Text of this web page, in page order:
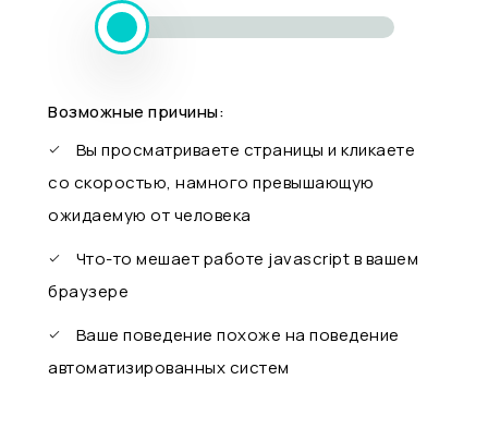
Возможные причины:
Вы просматриваете страницы и кликаете
со скоростью, намного превышающую
ожидаемую от человека
Что-то мешает работе javascript в вашем
браузере
Ваше поведение похоже на поведение
автоматизированных систем